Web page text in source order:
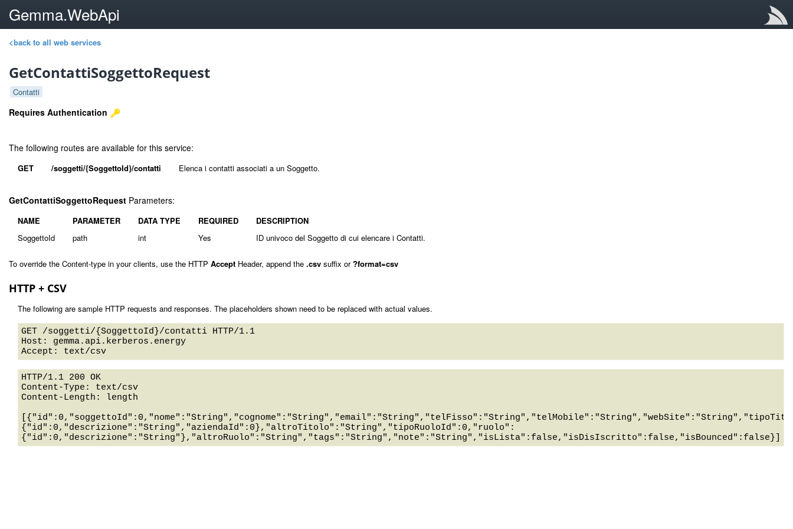
Gemma.WebApi
<back to all web services
GetContattiSoggettoRequest
Contatti
Requires Authentication
The following routes are available for this service:
GET /soggetti/{SoggettoId}/contatti Elenca i contatti associati a un Soggetto.
GetContattiSoggettoRequest Parameters:
NAME PARAMETER DATA TYPE REQUIRED
DESCRIPTION
SoggettoId
path int Yes ID univoco del Soggetto di cui elencare i Contatti.
To override the Content-type in your clients, use the HTTP Accept Header, append the .csv suffix or?format=csv
HTTP + CSV
The following are sample HTTP requests and responses. The placeholders shown need to be replaced with actual values.
GET /soggetti/{SoggettoId}/contatti HTTP/1.1
Host: gemma.api.kerberos.energy
HTTP/1.1 200 OK
Content-Type: text/csv
Content-Length: length
{"id":0,"descrizione":"String","aziendaId":0},"altroTitolo":"String","tipoRuoloId":0,"ruolo":